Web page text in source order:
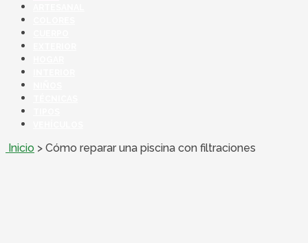
Inicio > Cómo reparar una piscina con filtraciones